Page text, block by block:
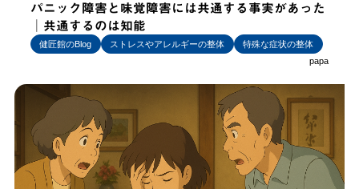
パニック障害と味覚障害には共通する事実があった
│共通するのは知能
健匠館のBlog ストレスやアレルギーの整体
特殊な症状の整体
papa